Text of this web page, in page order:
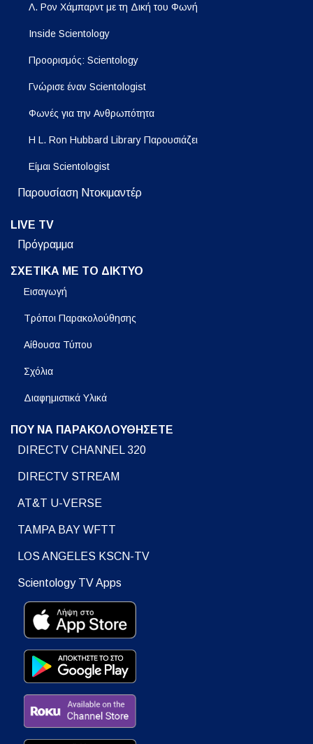
Λ. Ρον Χάμπαρντ με τη Δική του Φωνή
Inside Scientology
Προορισμός: Scientology
Γνώρισε έναν Scientologist
Φωνές για την Ανθρωπότητα
Η L. Ron Hubbard Library Παρουσιάζει
Είμαι Scientologist
Παρουσίαση Ντοκιμαντέρ
LIVE TV
Πρόγραμμα
ΣΧΕΤΙΚΑ ΜΕ ΤΟ ΔΙΚΤΥΟ
Εισαγωγή
Τρόποι Παρακολούθησης
Αίθουσα Τύπου
Σχόλια
Διαφημιστικά Υλικά
ΠΟΥ ΝΑ ΠΑΡΑΚΟΛΟΥΘΗΣΕΤΕ
DIRECTV CHANNEL 320
DIRECTV STREAM
AT&T U-VERSE
TAMPA BAY WFTT
LOS ANGELES KSCN-TV
Scientology TV Apps